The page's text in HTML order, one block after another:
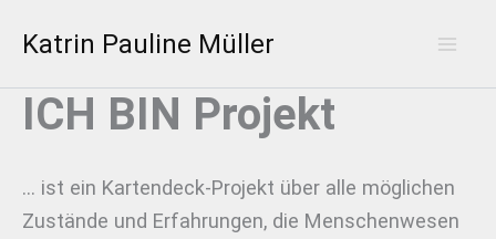
InhaltKatrin Pauline Müller
ICH BIN Projekt
… ist ein Kartendeck-Projekt über alle möglichen
Zustände und Erfahrungen, die Menschenwesen